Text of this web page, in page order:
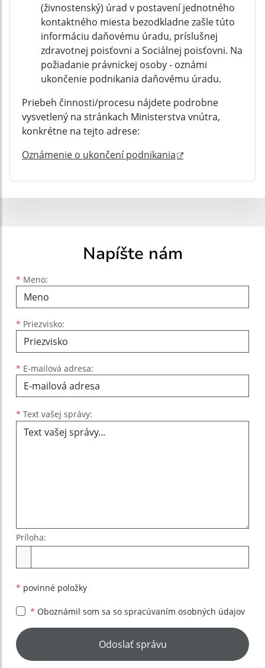
(živnostenský) úrad v postavení jednotného
kontaktného miesta bezodkladne zašle túto
informáciu daňovému úradu, príslušnej
zdravotnej poisťovni a Sociálnej poisťovni. Na
požiadanie právnickej osoby - oznámi
ukončenie podnikania daňovému úradu.
Priebeh činnosti/procesu nájdete podrobne
vysvetlený na stránkach Ministerstva vnútra,
konkrétne na tejto adrese:
Oznámenie o ukončení podnikania
Napíšte nám
* Meno:
Meno
* Priezvisko:
Priezvisko
* E-mailová adresa:
E-mailová adresa
* Text vašej správy:
Príloha:
* povinné položky
* Oboznámil som sa so spracúvaním osobných údajov
Google reCaptcha Response
Odoslať správu